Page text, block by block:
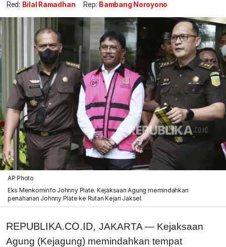
Red: Bilal Ramadhan Rep: Bambang Noroyono
AP Photo
Eks Menkominfo Johnny Plate. Kejaksaan Agung memindahkan
penahanan Johnny Plate ke Rutan Kejari Jaksel.
REPUBLIKA.CO.ID, JAKARTA — Kejaksaan
Agung (Kejagung) memindahkan tempat